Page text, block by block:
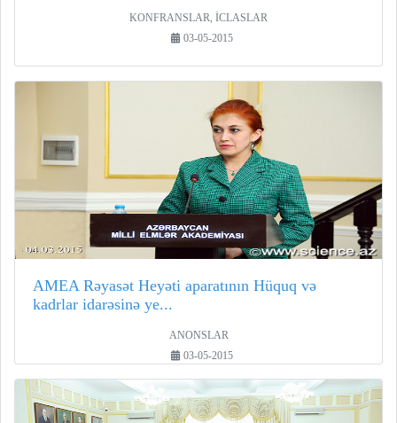
KONFRANSLAR, İCLASLAR
03-05-2015
AMEA Rəyasət Heyəti aparatının Hüquq və
kadrlar idarəsinə ye...
ANONSLAR
03-05-2015